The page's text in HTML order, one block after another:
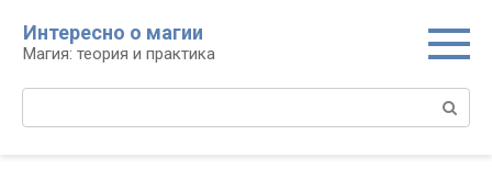
контенту
Интересно о магии
Магия: теория и практика